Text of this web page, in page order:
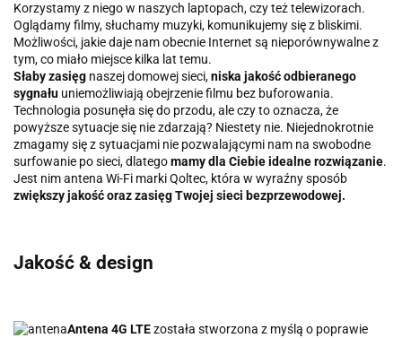
Korzystamy z niego w naszych laptopach, czy też telewizorach.
Oglądamy filmy, słuchamy muzyki, komunikujemy się z bliskimi.
Możliwości, jakie daje nam obecnie Internet są nieporównywalne z
tym, co miało miejsce kilka lat temu.
Słaby zasięg naszej domowej sieci,niska jakość odbieranego
sygnału uniemożliwiają obejrzenie filmu bez buforowania.
Technologia posunęła się do przodu, ale czy to oznacza, że
powyższe sytuacje się nie zdarzają? Niestety nie. Niejednokrotnie
zmagamy się z sytuacjami nie pozwalającymi nam na swobodne
surfowanie po sieci, dlategomamy dla Ciebie idealne rozwiązanie.
Jest nim antena Wi-Fi marki Qoltec, która w wyraźny sposób
zwiększy jakość oraz zasięg Twojej sieci bezprzewodowej.
Jakość & design
Antena 4G LTEzostała stworzona z myślą o poprawie